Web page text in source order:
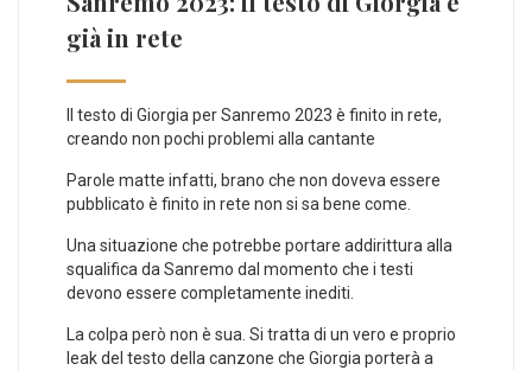
già in rete
Il testo di Giorgia per Sanremo 2023 è finito in rete,
creando non pochi problemi alla cantante
Parole matte infatti, brano che non doveva essere
pubblicato è finito in rete non si sa bene come.
Una situazione che potrebbe portare addirittura alla
squalifica da Sanremo dal momento che i testi
devono essere completamente inediti.
La colpa però non è sua. Si tratta di un vero e proprio
leak del testo della canzone che Giorgia porterà a